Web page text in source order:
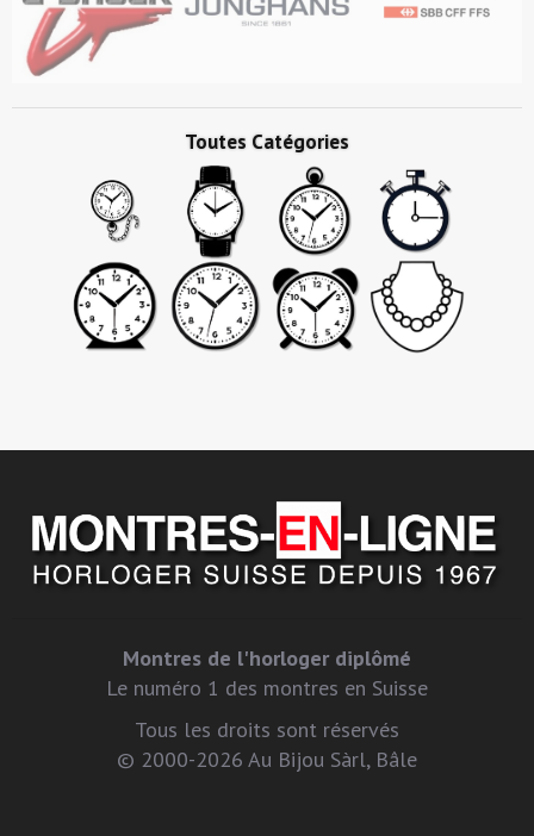
Toutes Catégories
Montres de l'horloger diplômé
Le numéro 1 des montres en Suisse
Tous les droits sont réservés
© 2000-2026 Au Bijou Sàrl, Bâle